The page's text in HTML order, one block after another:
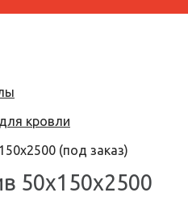
кровли
(под заказ)
50х150х2500